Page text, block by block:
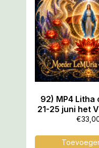
92) MP4 Litha
21-25 juni het
Vuur-Water
49.53
€